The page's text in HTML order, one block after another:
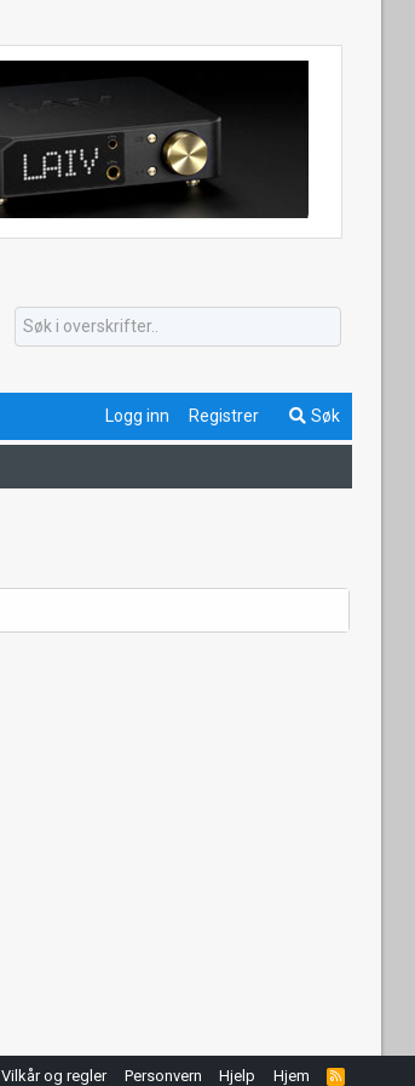
Logg inn Registrer Søk
Vilkår og regler Personvern Hjelp Hjem
R